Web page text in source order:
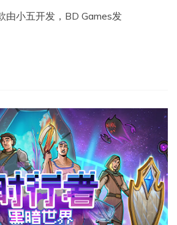
由小五开发，BD Games发